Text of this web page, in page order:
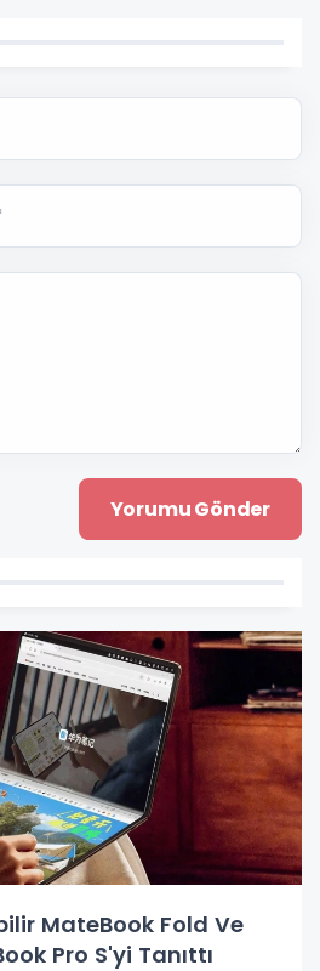
MateBook Fold Ve
Pro S'yi Tanıttı